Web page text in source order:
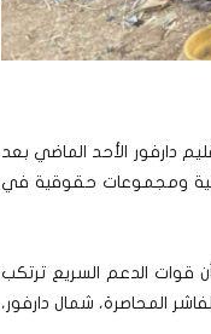
دارفور الأحد الماضي بعد
مدنية ومجموعات حقوقية في
قوات الدعم السريع ترتكب
المحاصرة، شمال دارفور،